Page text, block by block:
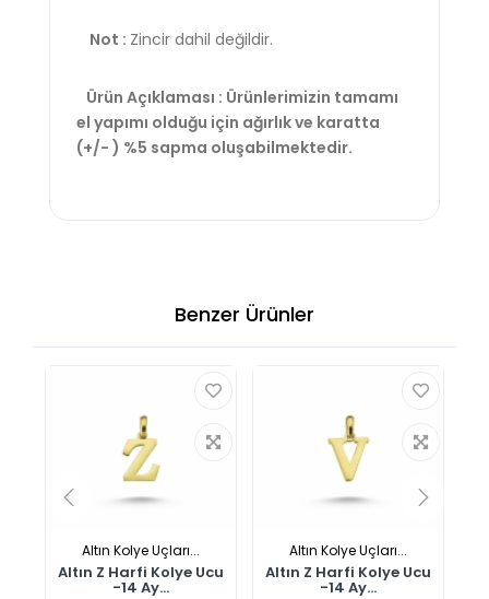
Not : Zincir dahil değildir.
Ürün Açıklaması : Ürünlerimizin tamamı
el yapımı olduğu için ağırlık ve karatta
(+/- ) %5 sapma oluşabilmektedir.
Benzer Ürünler
Altın Kolye Uçları...
Altın Z Harfi Kolye Ucu
-14 Ay...
Altın Kolye Uçları...
Altın Z Harfi Kolye Ucu
-14 Ay...